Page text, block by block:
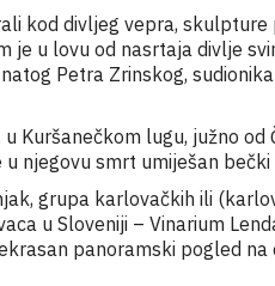
kod divljeg vepra,
je u lovu od nasrtaja divlje
Petra Zrinskog,
Kuršanečkom lugu, južno od
njegovu smrt umiješan bečki
grupa karlovačkih ili
u Sloveniji – Vinarium
panoramski pogled na